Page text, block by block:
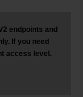
endpoints and
If you need
access level.